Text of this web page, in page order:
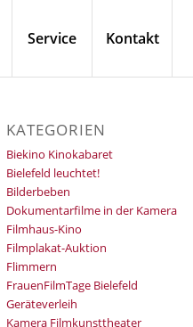
Service Kontakt
KATEGORIEN
Biekino Kinokabaret
Bielefeld leuchtet!
Bilderbeben
Dokumentarfilme in der Kamera
Filmhaus-Kino
Filmplakat-Auktion
Flimmern
FrauenFilmTage Bielefeld
Geräteverleih
Kamera Filmkunsttheater